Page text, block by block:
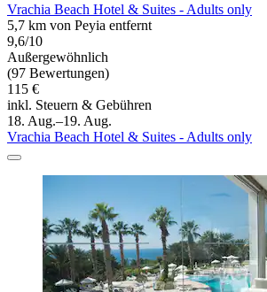
Vrachia Beach Hotel & Suites - Adults only
5,7 km von Peyia entfernt
9,6/10
Außergewöhnlich
(97 Bewertungen)
115 €
inkl. Steuern & Gebühren
18. Aug.–19. Aug.
Vrachia Beach Hotel & Suites - Adults only